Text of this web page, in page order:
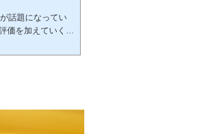
話題になってい
価を加えていくも